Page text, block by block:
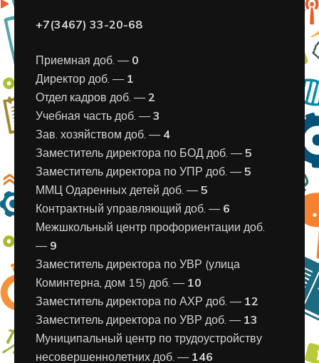
+7(3467) 33-20-68
Приемная доб. — 0
Директор доб. — 1
Отдел кадров доб. —2
Учебная часть доб. —3
Зав. хозяйством доб. — 4
Заместитель директора по БОД доб. —5
Заместитель директора по УПР доб. —5
ММЦ Одаренных детей доб. —5
Контрактный управляющий доб. — 6
Межшкольный центр профориентации доб.
— 9
Заместитель директора по УВР (улица
Коминтерна, дом 15) доб. — 10
Заместитель директора по АХР доб. — 12
Заместитель директора по УВР доб. — 13
Муниципальный центр по трудоустройству
несовершеннолетних доб. — 146